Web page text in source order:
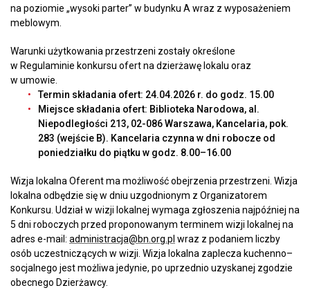
na poziomie „wysoki parter” w budynku A wraz z wyposażeniem
meblowym.
Warunki użytkowania przestrzeni zostały określone
w Regulaminie konkursu ofert na dzierżawę lokalu oraz
w umowie.
Termin składania ofert: 24.04.2026 r. do godz. 15.00
Miejsce składania ofert: Biblioteka Narodowa, al.
Niepodległości 213, 02-086 Warszawa, Kancelaria, pok.
283 (wejście B). Kancelaria czynna w dni robocze od
poniedziałku do piątku w godz. 8.00–16.00
Wizja lokalna Oferent ma możliwość obejrzenia przestrzeni. Wizja
lokalna odbędzie się w dniu uzgodnionym z Organizatorem
Konkursu. Udział w wizji lokalnej wymaga zgłoszenia najpóźniej na
5 dni roboczych przed proponowanym terminem wizji lokalnej na
adres e-mail: administracja@bn.org.pl wraz z podaniem liczby
osób uczestniczących w wizji. Wizja lokalna zaplecza kuchenno–
socjalnego jest możliwa jedynie, po uprzednio uzyskanej zgodzie
obecnego Dzierżawcy.